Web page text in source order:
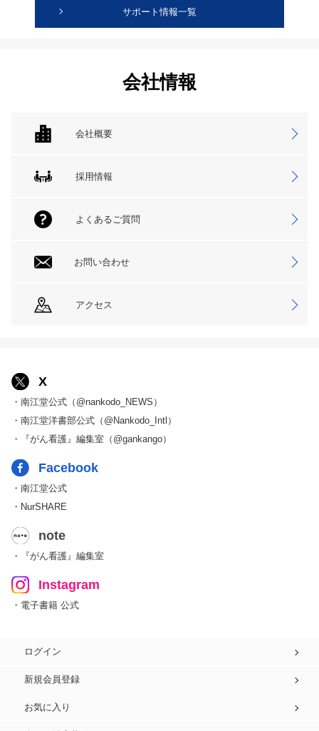
サポート情報一覧
会社情報
会社概要
採用情報
よくあるご質問
お問い合わせ
アクセス
X
・南江堂公式（@nankodo_NEWS）
・南江堂洋書部公式（@Nankodo_Intl）
・『がん看護』編集室（@gankango）
Facebook
・南江堂公式
・NurSHARE
note
・『がん看護』編集室
Instagram
・電子書籍 公式
ログイン
新規会員登録
お気に入り